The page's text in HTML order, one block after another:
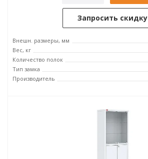
Запросить скидку
Внешн. размеры, мм
Вес, кг
Количество полок
Тип замка
Производитель